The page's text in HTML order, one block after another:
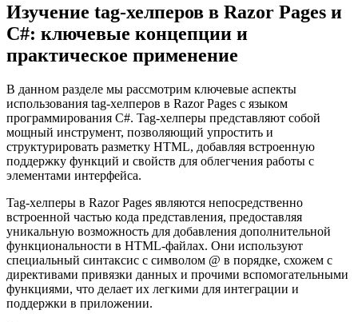
Изучение tag-хелперов в Razor Pages и
C#: ключевые концепции и
практическое применение
В данном разделе мы рассмотрим ключевые аспекты
использования tag-хелперов в Razor Pages с языком
программирования C#. Tag-хелперы представляют собой
мощный инструмент, позволяющий упростить и
структурировать разметку HTML, добавляя встроенную
поддержку функций и свойств для облегчения работы с
элементами интерфейса.
Tag-хелперы в Razor Pages являются непосредственно
встроенной частью кода представления, предоставляя
уникальную возможность для добавления дополнительной
функциональности в HTML-файлах. Они используют
специальный синтаксис с символом @ в порядке, схожем с
директивами привязки данных и прочими вспомогательными
функциями, что делает их легкими для интеграции и
поддержки в приложении.